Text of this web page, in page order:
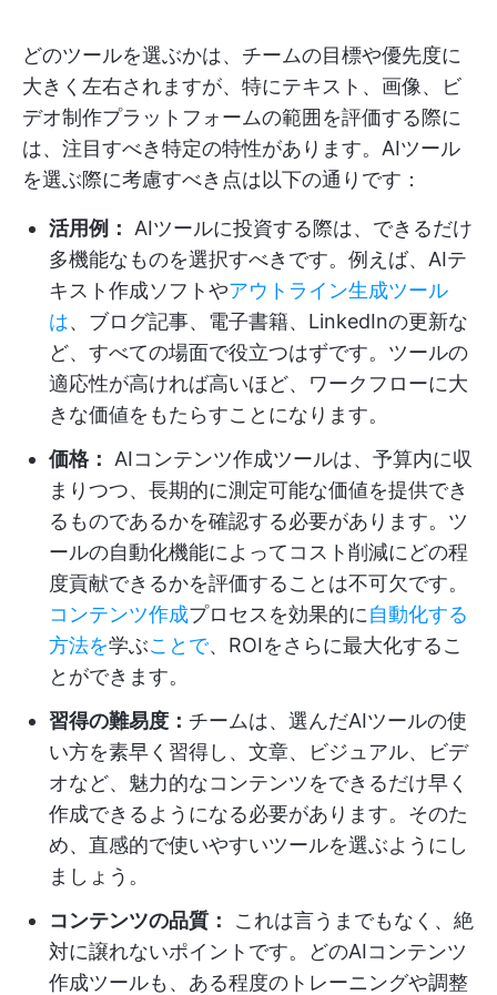
どのツールを選ぶかは、チームの目標や優先度に
大きく左右されますが、特にテキスト、画像、ビ
デオ制作プラットフォームの範囲を評価する際に
は、注目すべき特定の特性があります。AIツール
を選ぶ際に考慮すべき点は以下の通りです：
活用例：
AIツールに投資する際は、できるだけ
多機能なものを選択すべきです。例えば、AIテ
キスト作成ソフトやアウトライン生成ツール
は、ブログ記事、電子書籍、LinkedInの更新な
ど、すべての場面で役立つはずです。ツールの
適応性が高ければ高いほど、ワークフローに大
きな価値をもたらすことになります。
価格：
AIコンテンツ作成ツールは、予算内に収
まりつつ、長期的に測定可能な価値を提供でき
るものであるかを確認する必要があります。ツ
ールの自動化機能によってコスト削減にどの程
度貢献できるかを評価することは不可欠です。
コンテンツ作成プロセスを効果的に自動化する
方法を学ぶことで、ROIをさらに最大化するこ
とができます。
習得の難易度： チームは、選んだAIツールの使
い方を素早く習得し、文章、ビジュアル、ビデ
オなど、魅力的なコンテンツをできるだけ早く
作成できるようになる必要があります。そのた
め、直感的で使いやすいツールを選ぶようにし
ましょう。
コンテンツの品質：
これは言うまでもなく、絶
対に譲れないポイントです。どのAIコンテンツ
作成ツールも、ある程度のトレーニングや調整